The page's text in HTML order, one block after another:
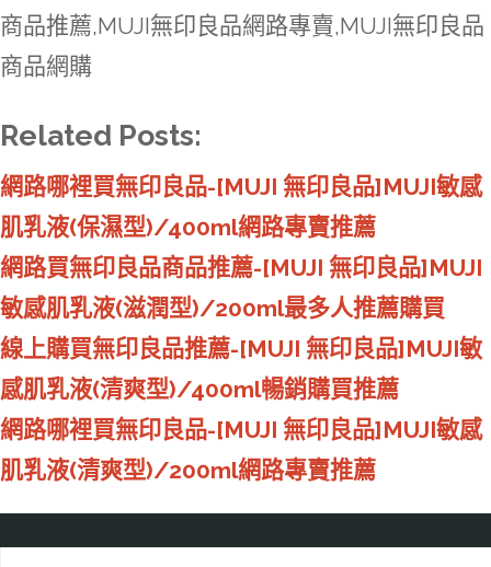
商品推薦,MUJI無印良品網路專賣,MUJI無印良品
商品網購
Related Posts:
網路哪裡買無印良品-[MUJI 無印良品]MUJI敏感
肌乳液(保濕型)/400ml網路專賣推薦
網路買無印良品商品推薦-[MUJI 無印良品]MUJI
敏感肌乳液(滋潤型)/200ml最多人推薦購買
線上購買無印良品推薦-[MUJI 無印良品]MUJI敏
感肌乳液(清爽型)/400ml暢銷購買推薦
網路哪裡買無印良品-[MUJI 無印良品]MUJI敏感
肌乳液(清爽型)/200ml網路專賣推薦